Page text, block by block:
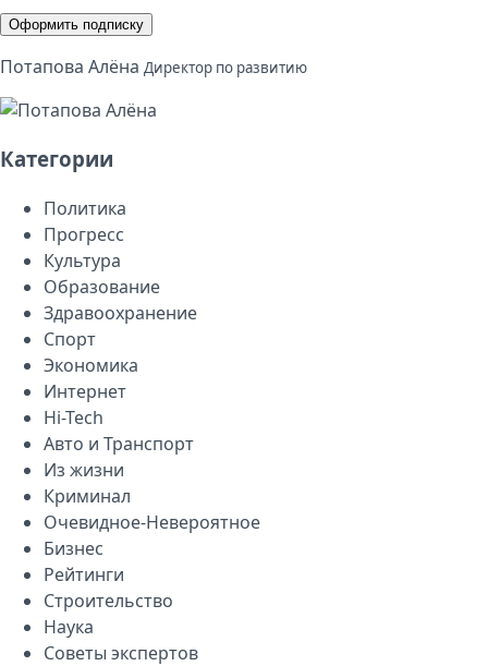
Оформить подписку
Потапова Алёна Директор по развитию
Категории
Политика
Прогресс
Культура
Образование
Здравоохранение
Спорт
Экономика
Интернет
Hi-Tech
Авто и Транспорт
Из жизни
Криминал
Очевидное-Невероятное
Бизнес
Рейтинги
Строительство
Наука
Советы экспертов